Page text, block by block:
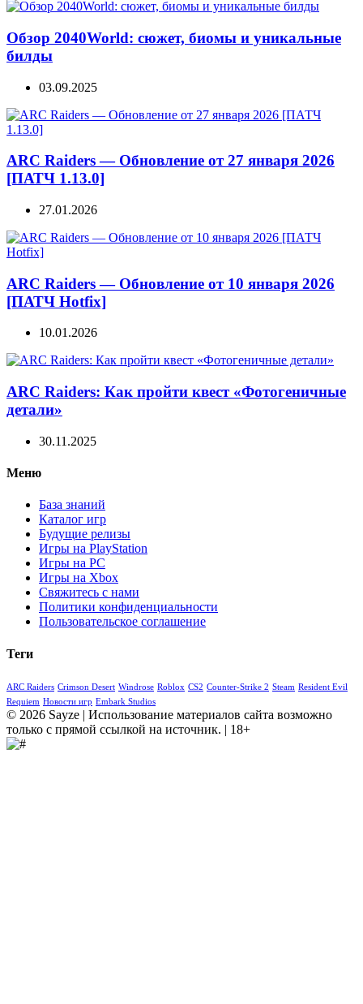
Обзор 2040World: сюжет, биомы и уникальные
билды
03.09.2025
ARC Raiders — Обновление от 27 января 2026
[ПАТЧ 1.13.0]
27.01.2026
ARC Raiders — Обновление от 10 января 2026
[ПАТЧ Hotfix]
10.01.2026
ARC Raiders: Как пройти квест «Фотогеничные
детали»
30.11.2025
Меню
База знаний
Каталог игр
Будущие релизы
Игры на PlayStation
Игры на PC
Игры на Xbox
Свяжитесь с нами
Политики конфиденциальности
Пользовательское соглашение
Теги
ARC Raiders Crimson Desert Windrose Roblox CS2 Counter-Strike 2 Steam Resident Evil
Requiem Новости игр Embark Studios
© 2026 Sayze | Использование материалов сайта возможно
только с прямой ссылкой на источник. | 18+